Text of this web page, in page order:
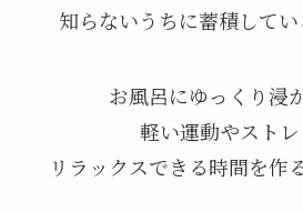
知らないうちに蓄積して
お風呂にゆっくり浸
軽い運動やストレ
リラックスできる時間を作